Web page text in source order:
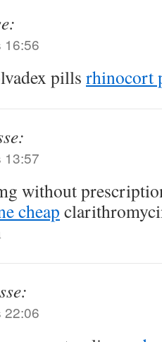
16:56
pills rhinocort
13:57
without
cheap
22:06